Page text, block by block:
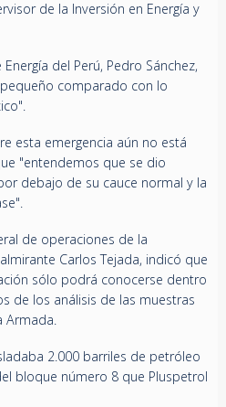
de la Inversión en Energía y
del Perú, Pedro Sánchez,
comparado con lo
esta emergencia aún no está
"entendemos que se dio
debajo de su cauce normal y la
de operaciones de la
Carlos Tejada, indicó que
sólo podrá conocerse dentro
de los análisis de las muestras
Armada.
2.000 barriles de petróleo
bloque número 8 que Pluspetrol